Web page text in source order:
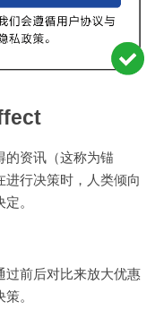
的资讯（这称为锚
进行决策时，人类倾向
。
过前后对比来放大优惠
。